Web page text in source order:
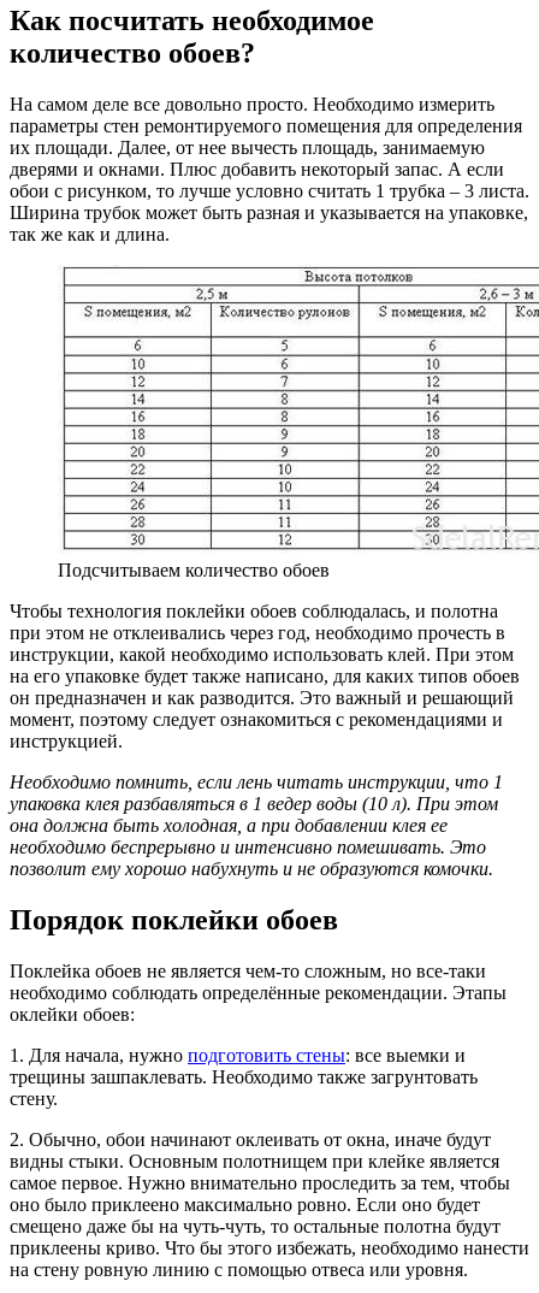
Как посчитать необходимое
количество обоев?
На самом деле все довольно просто. Необходимо измерить
параметры стен ремонтируемого помещения для определения
их площади. Далее, от нее вычесть площадь, занимаемую
дверями и окнами. Плюс добавить некоторый запас. А если
обои с рисунком, то лучше условно считать 1 трубка – 3 листа.
Ширина трубок может быть разная и указывается на упаковке,
так же как и длина.
Подсчитываем количество обоев
Чтобы технология поклейки обоев соблюдалась, и полотна
при этом не отклеивались через год, необходимо прочесть в
инструкции, какой необходимо использовать клей. При этом
на его упаковке будет также написано, для каких типов обоев
он предназначен и как разводится. Это важный и решающий
момент, поэтому следует ознакомиться с рекомендациями и
инструкцией.
Необходимо помнить, если лень читать инструкции, что 1
упаковка клея разбавляться в 1 ведер воды (10 л). При этом
она должна быть холодная, а при добавлении клея ее
необходимо беспрерывно и интенсивно помешивать. Это
позволит ему хорошо набухнуть и не образуются комочки.
Порядок поклейки обоев
Поклейка обоев не является чем-то сложным, но все-таки
необходимо соблюдать определённые рекомендации. Этапы
оклейки обоев:
1. Для начала, нужно подготовить стены: все выемки и
трещины зашпаклевать. Необходимо также загрунтовать
стену.
2. Обычно, обои начинают оклеивать от окна, иначе будут
видны стыки. Основным полотнищем при клейке является
самое первое. Нужно внимательно проследить за тем, чтобы
оно было приклеено максимально ровно. Если оно будет
смещено даже бы на чуть-чуть, то остальные полотна будут
приклеены криво. Что бы этого избежать, необходимо нанести
на стену ровную линию с помощью отвеса или уровня.